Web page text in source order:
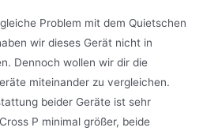
Problem mit dem Quietschen
wir dieses Gerät nicht in
Dennoch wollen wir dir die
miteinander zu vergleichen.
beider Geräte ist sehr
P minimal größer, beide